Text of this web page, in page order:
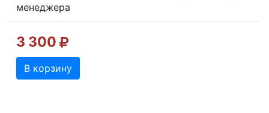
менеджера
3 300
В корзину